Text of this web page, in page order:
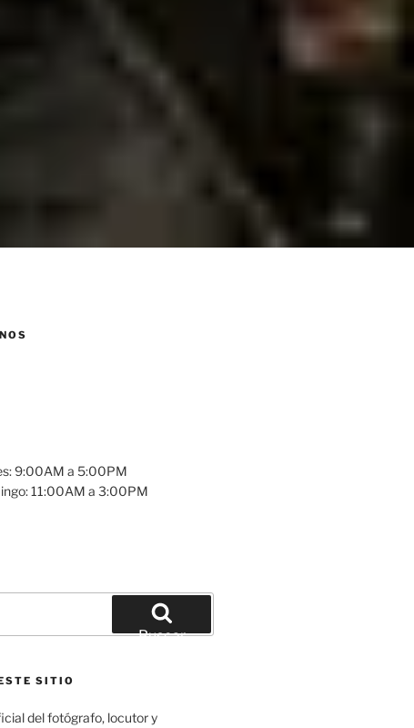
9:00AM a 5:00PM
11:00AM a 3:00PM
Buscar
SITIO
del fotógrafo, locutor y